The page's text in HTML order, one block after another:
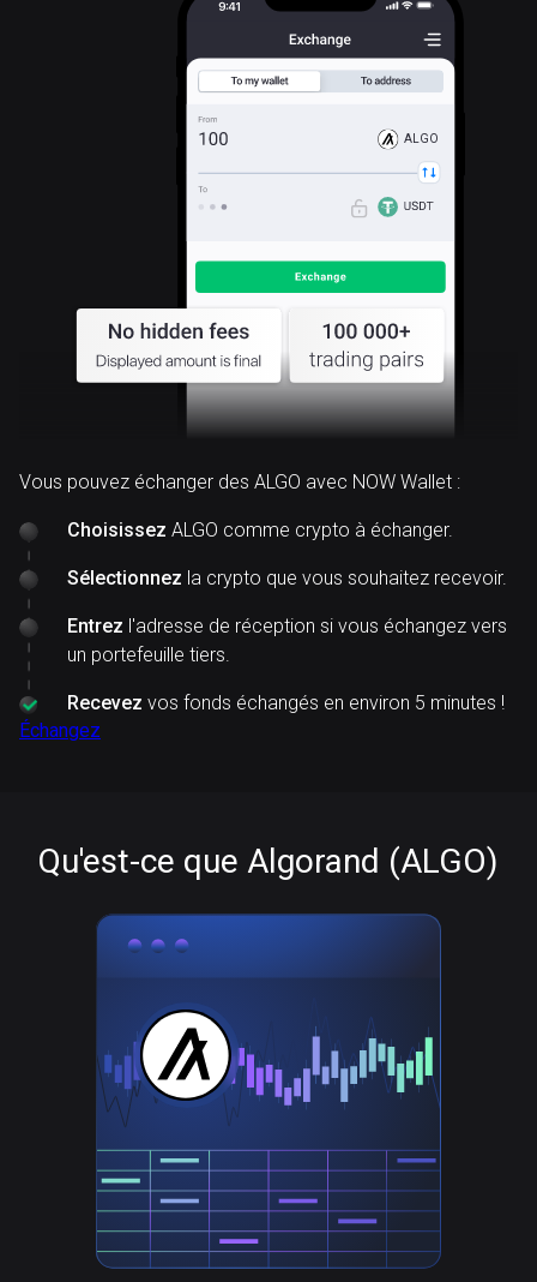
ALGO
Vous pouvez échanger des ALGO avec NOW Wallet :
Choisissez ALGO comme crypto à échanger.
Sélectionnez la crypto que vous souhaitez recevoir.
Entrez l'adresse de réception si vous échangez vers
un portefeuille tiers.
Recevez vos fonds échangés en environ 5 minutes !
Échangez
Qu'est-ce que Algorand (ALGO)